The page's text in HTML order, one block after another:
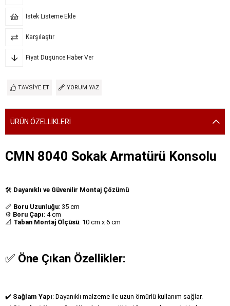
İstek Listeme Ekle
Karşılaştır
Fiyat Düşünce Haber Ver
TAVSIYE ET YORUM YAZ
ÜRÜN ÖZELLIKLERI
CMN 8040 Sokak Armatürü Konsolu
🛠️ Dayanıklı ve Güvenilir Montaj Çözümü
📏 Boru Uzunluğu: 35 cm
⚙️ Boru Çapı: 4 cm
📐 Taban Montaj Ölçüsü: 10 cm x 6 cm
✅ Öne Çıkan Özellikler:
✔️ Sağlam Yapı: Dayanıklı malzeme ile uzun ömürlü kullanım sağlar.